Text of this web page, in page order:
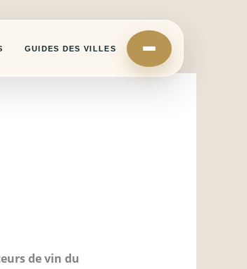
GUIDES DES VILLES
de vin du